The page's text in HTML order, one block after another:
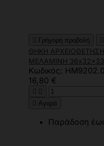
 Γρήγορη προβολή 
ΘΗΚΗ
ΜΕΛΑΜΙΝΗ
Κωδικός:
16,80 €
 
 Αγορά
Παράδοση